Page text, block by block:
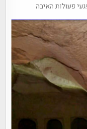
פעולות האיבה